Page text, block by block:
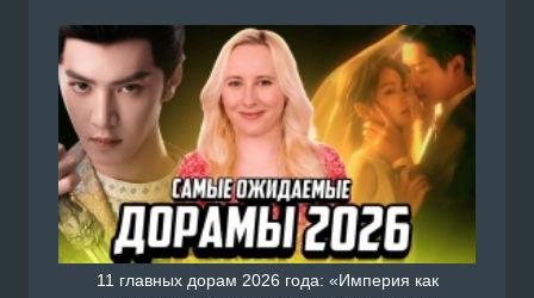
11 главных дорам 2026 года: «Империя как